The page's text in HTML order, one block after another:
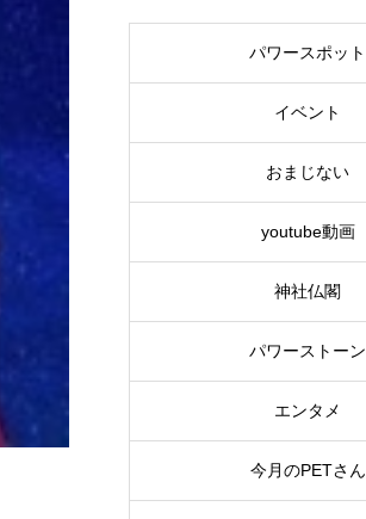
パワースポット
イベント
おまじない
youtube動画
神社仏閣
パワーストーン
エンタメ
今月のPETさん